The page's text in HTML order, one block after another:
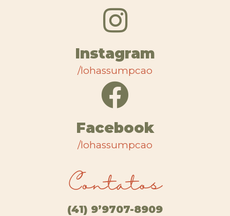
Instagram
/lohassumpcao
Facebook
/lohassumpcao
Contatos
(41) 9’9707-8909